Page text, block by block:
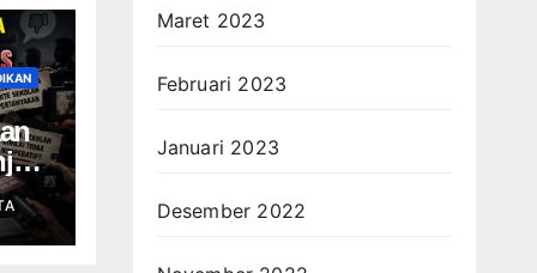
Maret 2023
Februari 2023
Januari 2023
Desember 2022